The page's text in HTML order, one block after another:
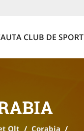
CLUB DE SPORT
Olt / Corabia /